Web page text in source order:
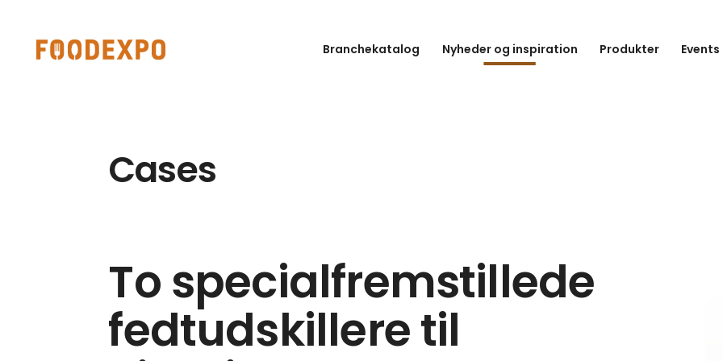
Branchekatalog Nyheder og inspiration Produkter
Cases
To specialfremstillede
fedtudskillere til